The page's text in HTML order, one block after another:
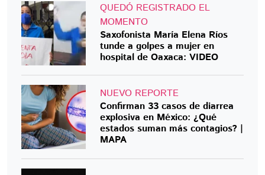
QUEDÓ REGISTRADO EL
MOMENTO
Saxofonista María Elena Ríos
tunde a golpes a mujer en
hospital de Oaxaca: VIDEO
NUEVO REPORTE
Confirman 33 casos de diarrea
explosiva en México: ¿Qué
estados suman más contagios? |
MAPA